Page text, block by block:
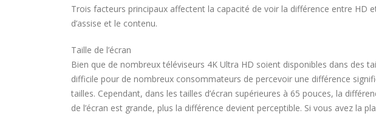
Trois facteurs principaux affectent la capacité de voir la différence entre HD
d’assise et le contenu.
Taille de l’écran
Bien que de nombreux téléviseurs 4K Ultra HD soient disponibles dans des
difficile pour de nombreux consommateurs de percevoir une différence
tailles. Cependant, dans les tailles d’écran supérieures à 65 pouces, la
de l’écran est grande, plus la différence devient perceptible. Si vous avez la